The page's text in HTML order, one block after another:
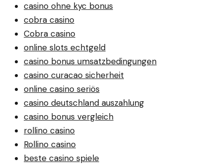
casino ohne kyc bonus
cobra casino
Cobra casino
online slots echtgeld
casino bonus umsatzbedingungen
casino curacao sicherheit
online casino seriös
casino deutschland auszahlung
casino bonus vergleich
rollino casino
Rollino casino
beste casino spiele